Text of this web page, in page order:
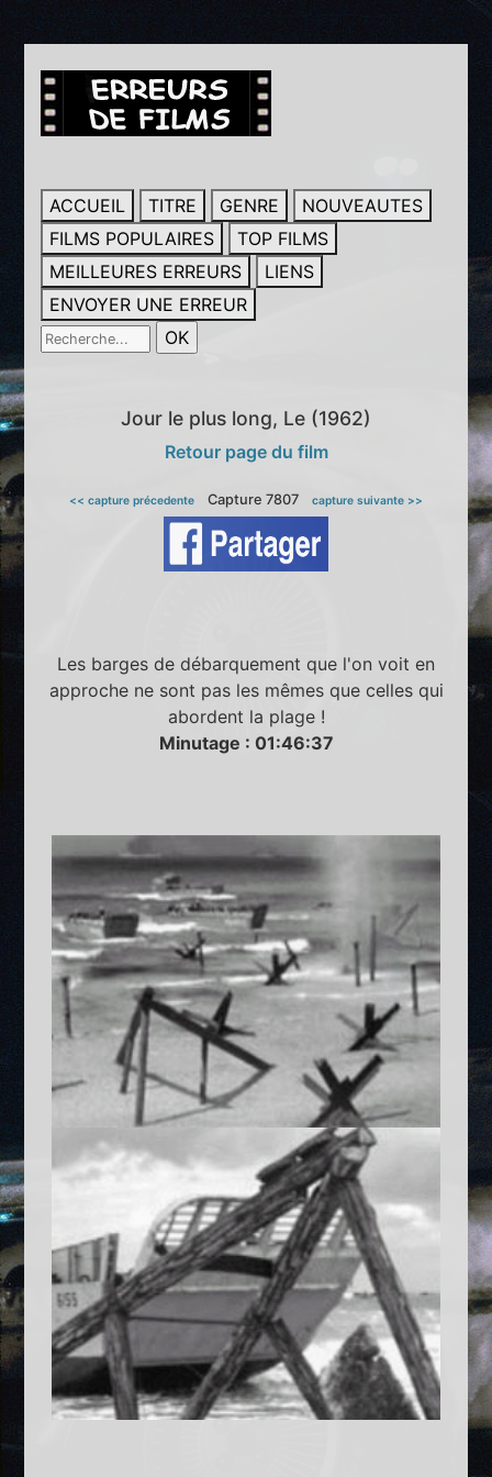
ACCUEIL TITRE GENRE
NOUVEAUTES
FILMS POPULAIRES
TOP FILMS
MEILLEURES ERREURS
LIENS
ENVOYER UNE ERREUR
Jour le plus long, Le (1962)
Retour page du film
<< capture précedente Capture 7807 capture suivante >>
Les barges de débarquement que l'on voit en
approche ne sont pas les mêmes que celles qui
abordent la plage !
Minutage : 01:46:37